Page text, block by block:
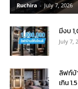
Ruchira - July 7, 2026
มีงบ
July 7,
ลิฟท์บ้
เกิน